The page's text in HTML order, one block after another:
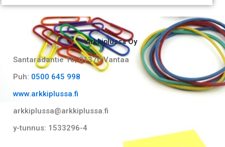
Arkkiplussa Oy
Santaradantie 10, 01370 Vantaa​
Puh: 0500 645 998
www.arkkiplussa.fi
arkkiplussa@arkkiplussa.fi
y-tunnus: 1533296-4